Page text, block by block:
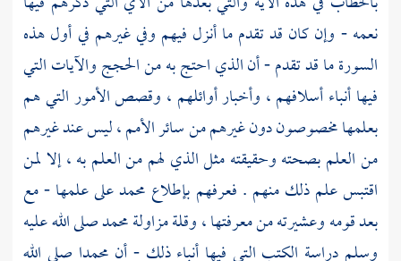
نعمه - وإن كان قد تقدم ما أنزل فيهم وفي غيرهم في أول هذه
السورة ما قد تقدم - أن الذي احتج به من الحجج والآيات التي
فيها أنباء أسلافهم ، وأخبار أوائلهم ، وقصص الأمور التي هم
بعلمها مخصوصون دون غيرهم من سائر الأمم ، ليس عند غيرهم
من العلم بصحته وحقيقته مثل الذي لهم من العلم به ، إلا لمن
اقتبس علم ذلك منهم . فعرفهم بإطلاع محمد على علمها - مع
بعد قومه وعشيرته من معرفتها ، وقلة مزاولةمحمدصلى الله عليه
وسلم دراسة الكتب التي فيها أنباء ذلك - أن محمدا صلى الله